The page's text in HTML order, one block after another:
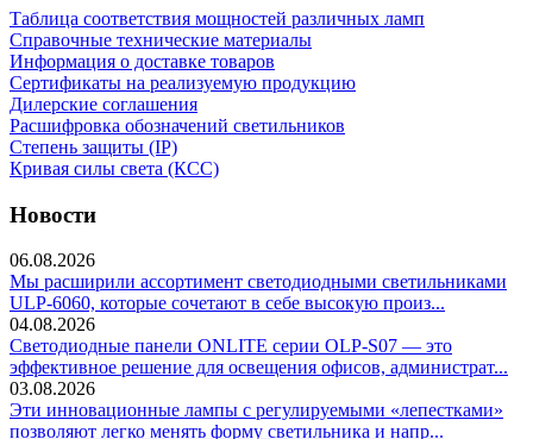
Таблица соответствия мощностей различных ламп
Справочные технические материалы
Информация о доставке товаров
Сертификаты на реализуемую продукцию
Дилерские соглашения
Расшифровка обозначений светильников
Степень защиты (IP)
Кривая силы света (КСС)
Новости
06.08.2026
Мы расширили ассортимент светодиодными светильниками
ULP-6060, которые сочетают в себе высокую произ...
04.08.2026
Светодиодные панели ONLITE серии OLP-S07 — это
эффективное решение для освещения офисов, администрат...
03.08.2026
Эти инновационные лампы с регулируемыми «лепестками»
позволяют легко менять форму светильника и напр...